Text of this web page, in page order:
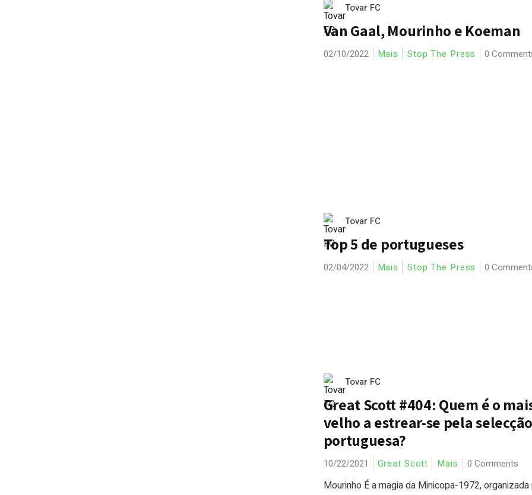
Tovar FC
Van Gaal, Mourinho e Koeman
02/10/2022 Mais Stop The Press 0
Tovar FC
Top 5 de portugueses
02/04/2022 Mais Stop The Press 0
Tovar FC
Great Scott #404: Quem é o
velho a estrear-se pela selecção
portuguesa?
10/22/2021 Great Scott Mais 0 Comments
Mourinho É a magia da Minicopa-1972, organizada